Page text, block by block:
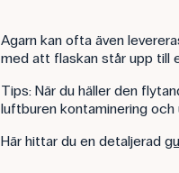
Agarn kan ofta även
med att flaskan står upp till
Tips: När du häller den
luftburen kontaminering och
Här hittar du en detaljerad